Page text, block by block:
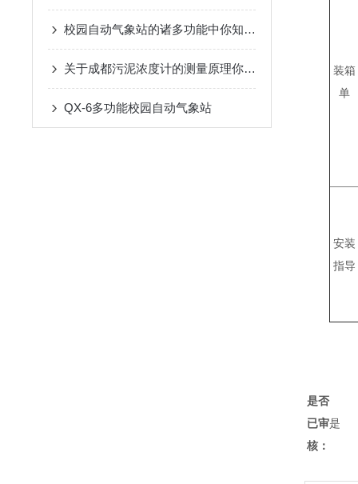
校园自动气象站的诸多功能中你知晓几个呢？
关于成都污泥浓度计的测量原理你要什么看法？
QX-6多功能校园自动气象站
装箱
单
安装
指导
是否
已审
核：
是